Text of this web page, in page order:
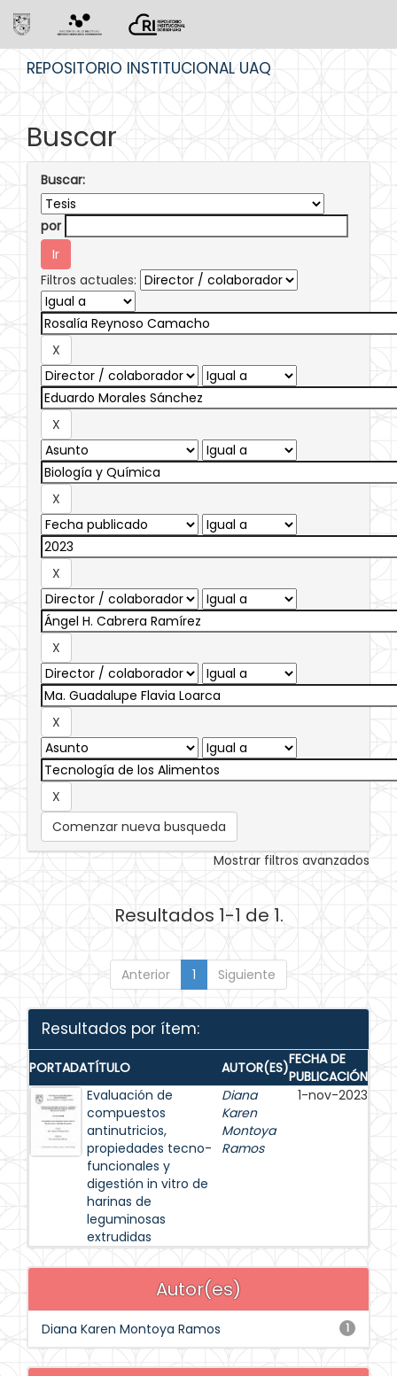
REPOSITORIO INSTITUCIONAL UAQ
Buscar
Buscar:
por
Filtros actuales:
Comenzar nueva busqueda
Mostrar filtros avanzados
Resultados 1-1 de 1.
Anterior 1 Siguiente
Resultados por ítem:
PORTADATÍTULO AUTOR(ES)FECHA DE
PUBLICACIÓN
Evaluación de
compuestos
antinutricios,
propiedades tecno-
funcionales y
digestión in vitro de
harinas de
leguminosas
extrudidas
Diana
Karen
Montoya
Ramos
1-nov-2023
Autor(es)
1
Diana Karen Montoya Ramos